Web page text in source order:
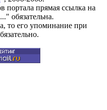
портала прямая ссылка на
обязательна.
то его упоминание при